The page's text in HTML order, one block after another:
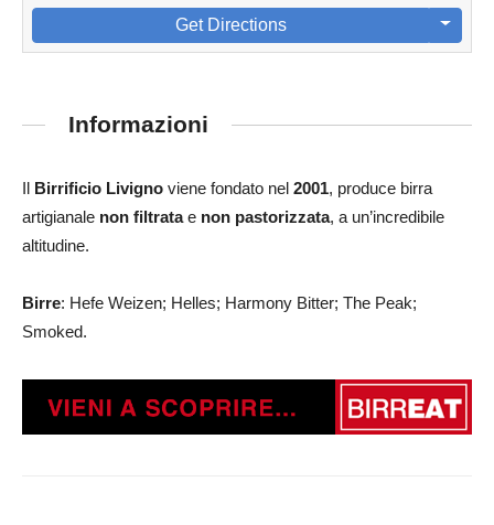
Get Directions
Informazioni
Il Birrificio Livigno viene fondato nel 2001, produce birra
artigianale non filtratae non pastorizzata, a un’incredibile
altitudine.
Birre: Hefe Weizen; Helles; Harmony Bitter; The Peak;
Smoked.